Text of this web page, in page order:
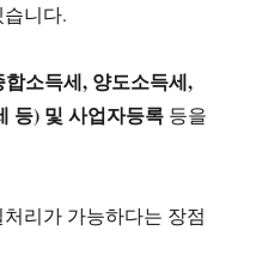
니다.
소득세, 양도소득세,
등) 및 사업자등록 등을
리가 가능하다는 장점